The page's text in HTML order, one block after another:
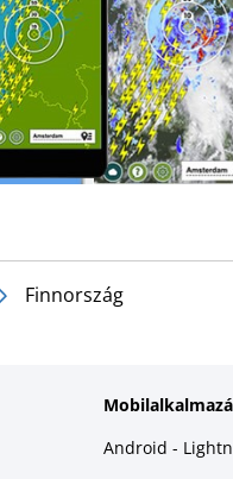
Finnország
Android -